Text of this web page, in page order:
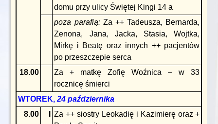
domu przy ulicy Świętej Kingi 14 a
poza parafią:Za ++ Tadeusza, Bernarda,
Zenona, Jana, Jacka, Stasia, Wojtka,
Mirkę i Beatę oraz innych ++ pacjentów
po przeszczepie serca
18.00
Za + matkę Zofię Woźnica – w 33
rocznicę śmierci
WTOREK,24 października
8.00
Za ++ siostry Leokadię i Kazimierę oraz +